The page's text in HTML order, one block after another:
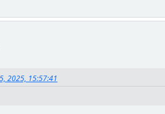
2025, 15:57:41